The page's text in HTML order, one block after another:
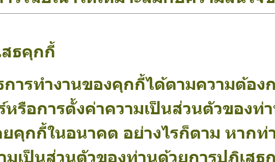
สธคุกกี้
ารทำงานของคุกกี้ได้ตามความต้อง
หรือการตั้งค่าความเป็นส่วนตัวของท่
ยคุกกี้ในอนาคต อย่างไรก็ตาม หากท่
มเป็นส่วนตัวของท่านด้วยการปฏิเสธ